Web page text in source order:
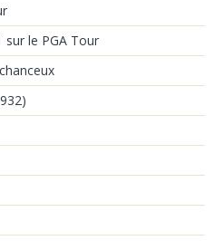
sur le PGA Tour